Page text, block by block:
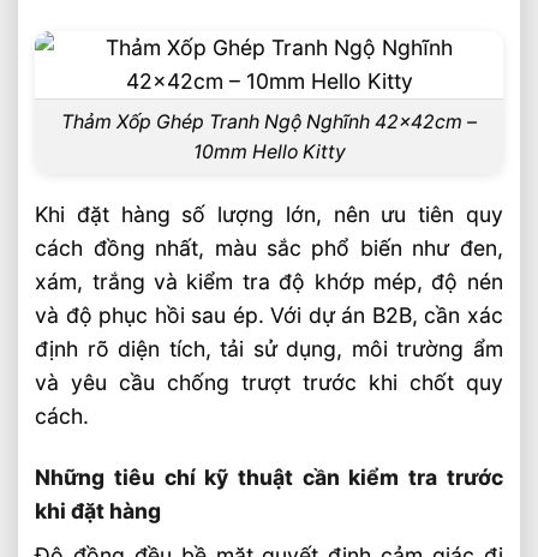
Thảm Xốp Ghép Tranh Ngộ Nghĩnh 42x42cm –
10mm Hello Kitty
Khi đặt hàng số lượng lớn, nên ưu tiên quy
cách đồng nhất, màu sắc phổ biến như đen,
xám, trắng và kiểm tra độ khớp mép, độ nén
và độ phục hồi sau ép. Với dự án B2B, cần xác
định rõ diện tích, tải sử dụng, môi trường ẩm
và yêu cầu chống trượt trước khi chốt quy
cách.
Những tiêu chí kỹ thuật cần kiểm tra trước
khi đặt hàng